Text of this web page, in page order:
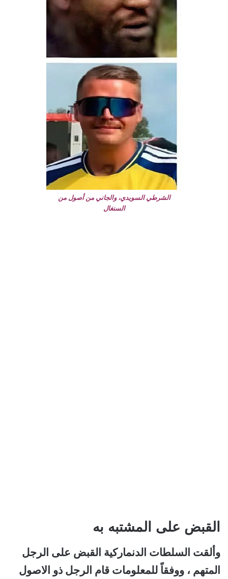
الشرطي السويدي، والجاني من أصول من
السنغال
القبض على المشتبه به
وألقت السلطات الدنماركية القبض على الرجل
المتهم ، ووفقاً للمعلومات قام الرجل ذو الاصول